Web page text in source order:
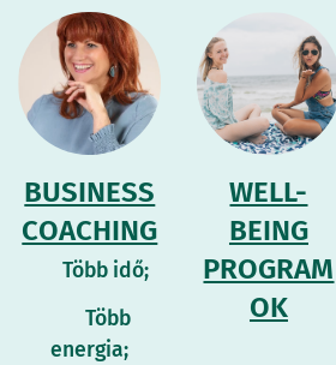
BUSINESS
COACHING
🌟 Több idő;
🌟 Több
energia;
WELL-
BEING
PROGRAM
OK